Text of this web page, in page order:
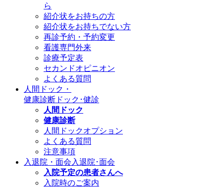
ら
紹介状をお持ちの方
紹介状をお持ちでない方
再診予約・予約変更
看護専門外来
診療予定表
セカンドオピニオン
よくある質問
人間ドック・
健康診断 ドック･健診
人間ドック
健康診断
人間ドックオプション
よくある質問
注意事項
入退院・面会 入退院･面会
入院予定の患者さんへ
入院時のご案内